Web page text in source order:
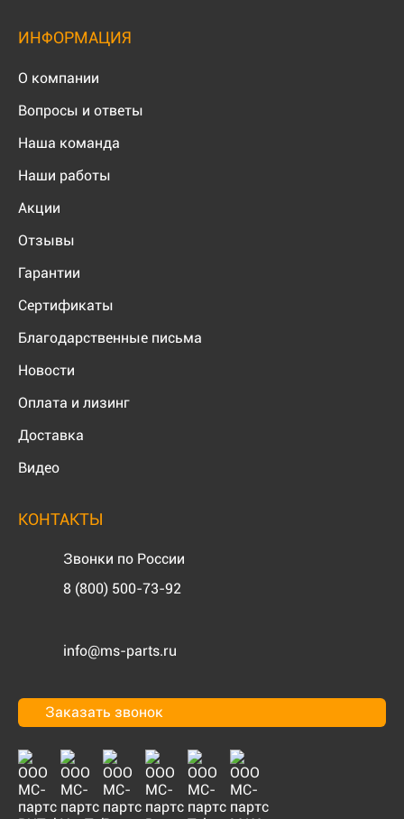
ИНФОРМАЦИЯ
О компании
Вопросы и ответы
Наша команда
Наши работы
Акции
Отзывы
Гарантии
Сертификаты
Благодарственные письма
Новости
Оплата и лизинг
Доставка
Видео
КОНТАКТЫ
Звонки по России
8 (800) 500-73-92
info@ms-parts.ru
Заказать звонок